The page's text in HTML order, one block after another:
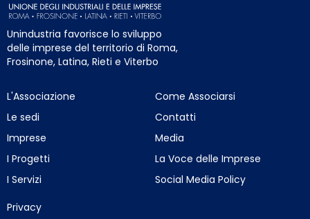
Unindustria favorisce lo sviluppo
delle imprese del territorio di Roma,
Frosinone, Latina, Rieti e Viterbo
L'Associazione
Le sedi
Imprese
I Progetti
I Servizi
Come Associarsi
Contatti
Media
La Voce delle Imprese
Social Media Policy
Privacy